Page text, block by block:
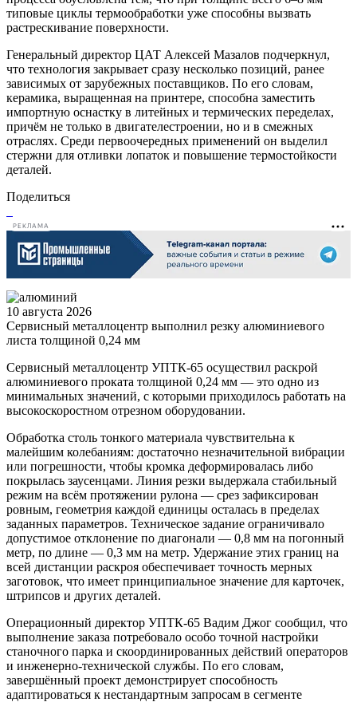
типовые циклы термообработки уже способны вызвать
растрескивание поверхности.
Генеральный директор ЦАТ Алексей Мазалов подчеркнул,
что технология закрывает сразу несколько позиций, ранее
зависимых от зарубежных поставщиков. По его словам,
керамика, выращенная на принтере, способна заместить
импортную оснастку в литейных и термических переделах,
причём не только в двигателестроении, но и в смежных
отраслях. Среди первоочередных применений он выделил
стержни для отливки лопаток и повышение термостойкости
деталей.
Поделиться
РЕКЛАМА
10 августа 2026
Сервисный металлоцентр выполнил резку алюминиевого
листа толщиной 0,24 мм
Сервисный металлоцентр УПТК-65 осуществил раскрой
алюминиевого проката толщиной 0,24 мм — это одно из
минимальных значений, с которыми приходилось работать на
высокоскоростном отрезном оборудовании.
Обработка столь тонкого материала чувствительна к
малейшим колебаниям: достаточно незначительной вибрации
или погрешности, чтобы кромка деформировалась либо
покрылась заусенцами. Линия резки выдержала стабильный
режим на всём протяжении рулона — срез зафиксирован
ровным, геометрия каждой единицы осталась в пределах
заданных параметров. Техническое задание ограничивало
допустимое отклонение по диагонали — 0,8 мм на погонный
метр, по длине — 0,3 мм на метр. Удержание этих границ на
всей дистанции раскроя обеспечивает точность мерных
заготовок, что имеет принципиальное значение для карточек,
штрипсов и других деталей.
Операционный директор УПТК-65 Вадим Джог сообщил, что
выполнение заказа потребовало особо точной настройки
станочного парка и скоординированных действий операторов
и инженерно-технической службы. По его словам,
завершённый проект демонстрирует способность
адаптироваться к нестандартным запросам в сегменте